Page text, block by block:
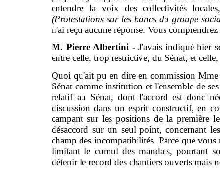
entendre la voix des collectivités
(Protestations sur les bancs du groupe
n'ai reçu aucune réponse. Vous
M. Pierre Albertini - J'avais indiqué hier
entre celle, trop restrictive, du Sénat, et
Quoi qu'ait pu en dire en commission
Sénat comme institution et l'ensemble de
relatif au Sénat, dont l'accord est donc
discussion dans un esprit constructif, en
campant sur les positions de la première
désaccord sur un seul point, concernant
champ des incompatibilités. Parce que
limitant le cumul des mandats, pourtant
détenir le record des chantiers ouverts mais